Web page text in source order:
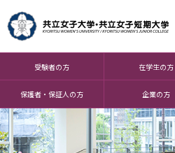
受験者の方 在学生の方
保護者・保証人の方 企業の方